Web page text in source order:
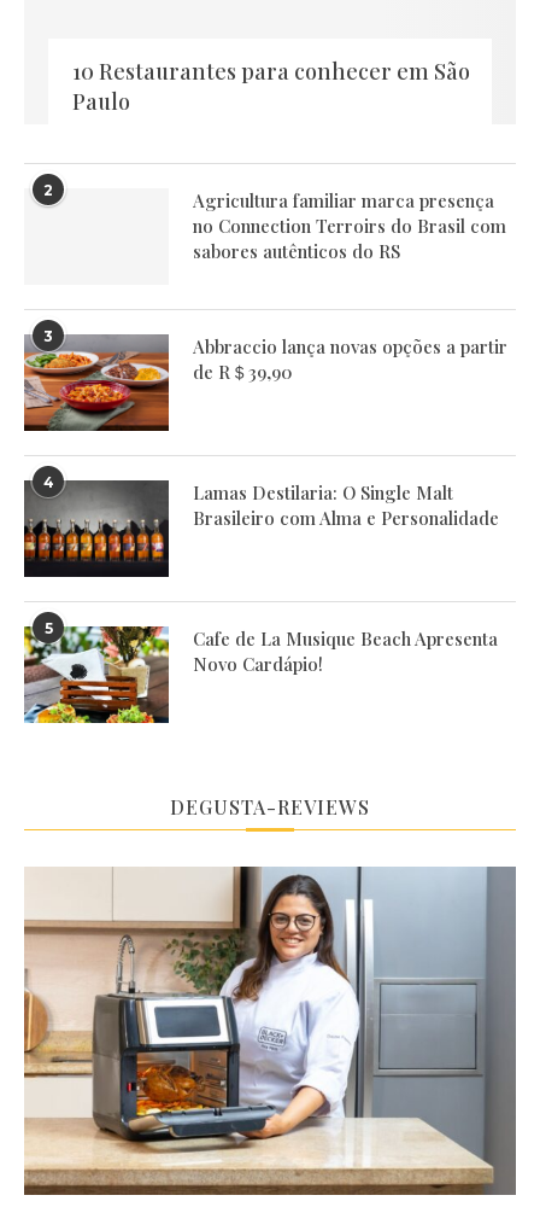
10 Restaurantes para conhecer em São
Paulo
2
Agricultura familiar marca presença
no Connection Terroirs do Brasil com
sabores autênticos do RS
3
Abbraccio lança novas opções a partir
de R＄39,90
4
Lamas Destilaria: O Single Malt
Brasileiro com Alma e Personalidade
5
Cafe de La Musique Beach Apresenta
Novo Cardápio!
DEGUSTA-REVIEWS